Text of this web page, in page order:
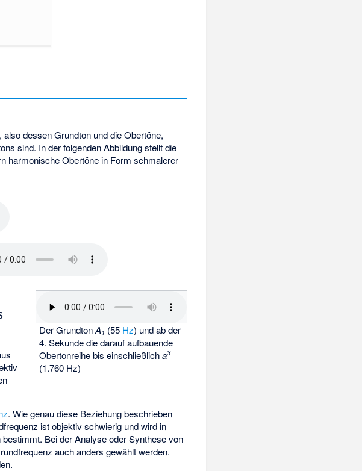
dessen Grundton und die Obertöne,
sind. In der folgenden Abbildung stellt die
harmonische Obertöne in Form schmalerer
Der GrundtonA1 (55 Hz) und ab der
4. Sekunde die darauf aufbauende
Obertonreihe bis einschließlicha3
(1.760 Hz)
. Wie genau diese Beziehung beschrieben
ist objektiv schwierig und wird in
Bei der Analyse oder Synthese von
auch anders gewählt werden.